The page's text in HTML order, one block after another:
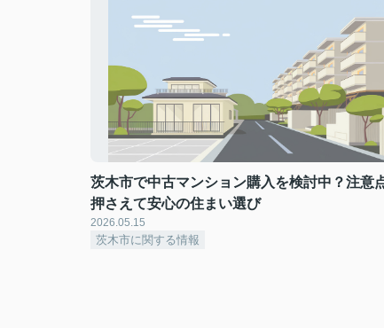
茨木市で中古マンション購入を検討中？注意
押さえて安心の住まい選び
2026.05.15
茨木市に関する情報